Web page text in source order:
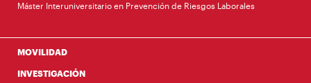
Máster Interuniversitario en Prevención de Riesgos Laborales
MOVILIDAD
INVESTIGACIÓN